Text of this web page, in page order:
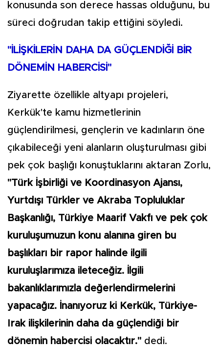
konusunda son derece hassas olduğunu, bu
süreci doğrudan takip ettiğini söyledi.
"İLİŞKİLERİN DAHA DA GÜÇLENDİĞİ BİR
DÖNEMİN HABERCİSİ"
Ziyarette özellikle altyapı projeleri,
Kerkük'te kamu hizmetlerinin
güçlendirilmesi, gençlerin ve kadınların öne
çıkabileceği yeni alanların oluşturulması gibi
pek çok başlığı konuştuklarını aktaran Zorlu,
"Türk İşbirliği ve Koordinasyon Ajansı,
Yurtdışı Türkler ve Akraba Topluluklar
Başkanlığı, Türkiye Maarif Vakfı ve pek çok
kuruluşumuzun konu alanına giren bu
başlıkları bir rapor halinde ilgili
kuruluşlarımıza ileteceğiz. İlgili
bakanlıklarımızla değerlendirmelerini
yapacağız. İnanıyoruz ki Kerkük, Türkiye-
Irak ilişkilerinin daha da güçlendiği bir
dönemin habercisi olacaktır." dedi.